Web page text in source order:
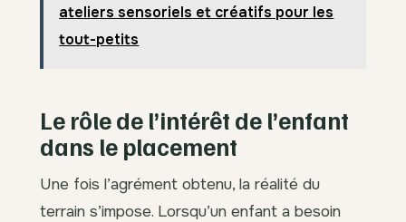
ateliers sensoriels et créatifs pour les
tout-petits
Le rôle de l’intérêt de l’enfant
dans le placement
Une fois l’agrément obtenu, la réalité du
terrain s’impose. Lorsqu’un enfant a besoin